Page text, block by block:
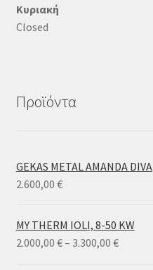
Κυριακή
Closed
Προϊόντα
GEKAS METAL AMANDA DIVA
2.600,00 €
MY THERM IOLI, 8-50 KW
2.000,00 €– 3.300,00 €Price